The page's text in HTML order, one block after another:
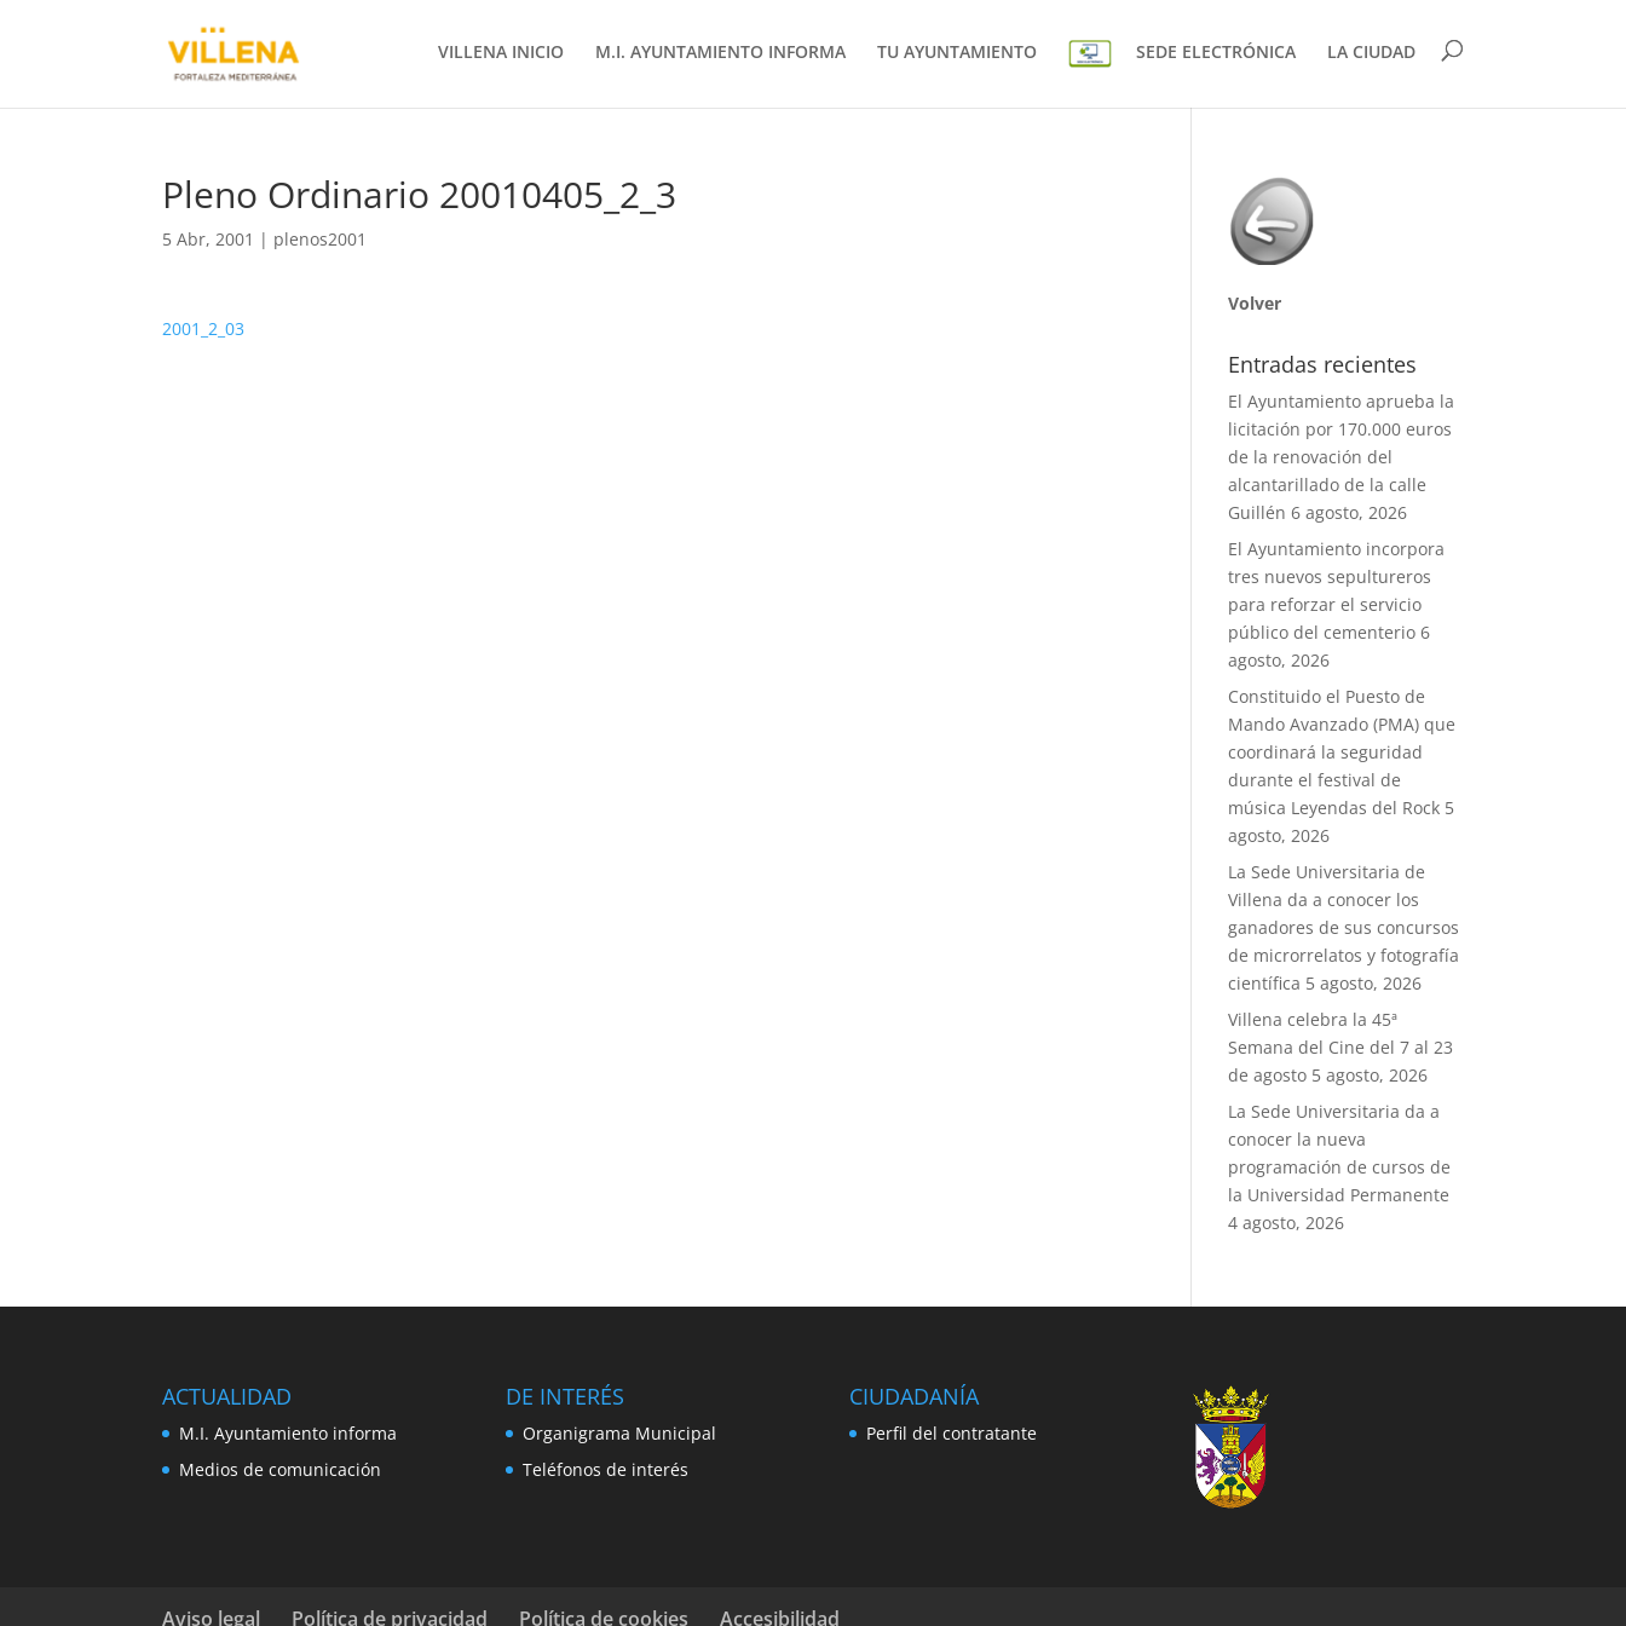
VILLENA INICIO M.I. AYUNTAMIENTO INFORMA TU AYUNTAMIENTO SEDE ELECTRÓNICA LA CIUDAD
Pleno Ordinario 20010405_2_3
5 Abr, 2001 | plenos2001
2001_2_03
Volver
Entradas recientes
El Ayuntamiento aprueba la
licitación por 170.000 euros
de la renovación del
alcantarillado de la calle
Guillén 6 agosto, 2026
El Ayuntamiento incorpora
tres nuevos sepultureros
para reforzar el servicio
público del cementerio 6
agosto, 2026
Constituido el Puesto de
Mando Avanzado (PMA) que
coordinará la seguridad
durante el festival de
música Leyendas del Rock 5
agosto, 2026
La Sede Universitaria de
Villena da a conocer los
ganadores de sus concursos
de microrrelatos y fotografía
científica 5 agosto, 2026
Villena celebra la 45ª
Semana del Cine del 7 al 23
de agosto 5 agosto, 2026
La Sede Universitaria da a
conocer la nueva
programación de cursos de
la Universidad Permanente
4 agosto, 2026
ACTUALIDAD
M.I. Ayuntamiento informa
Medios de comunicación
DE INTERÉS
Organigrama Municipal
Teléfonos de interés
CIUDADANÍA
Perfil del contratante
Aviso legal Política de privacidad Política de cookies Accesibilidad